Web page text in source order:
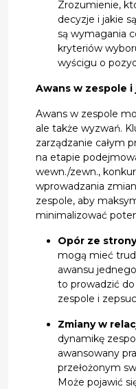
Zrozumienie,
decyzje i jakie
są wymagania
kryteriów
wyścigu o
Awans w zespole
Awans w zespole
ale także wyzwań.
zarządzanie całym
na etapie
wewn./zewn.,
wprowadzania
zespole, aby
minimalizować
Opór ze
mogą mieć
awansu
to prowadzić
zespole i
Zmiany w
dynamikę
awansowany
przełożonym
Może pojawić